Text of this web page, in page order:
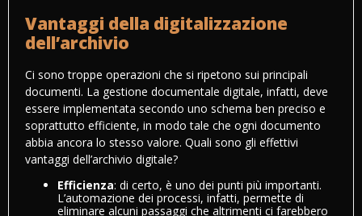
Vantaggi della digitalizzazione
dell’archivio
Ci sono troppe operazioni che si ripetono sui principali
documenti. La gestione documentale digitale, infatti, deve
essere implementata secondo uno schema ben preciso e
soprattutto efficiente, in modo tale che ogni documento
abbia ancora lo stesso valore. Quali sono gli effettivi
vantaggi dell’archivio digitale?
Efficienza: di certo, è uno dei punti più importanti.
L’automazione dei processi, infatti, permette di
eliminare alcuni passaggi che altrimenti ci farebbero